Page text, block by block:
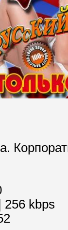
256 kbps